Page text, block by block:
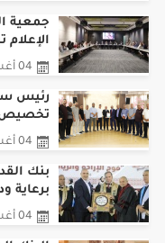
جمعية
الإعلام
04 أغسطس، 2026 - 11:08pm
رئيس
تخصيص
04 أغسطس، 2026 - 06:08pm
بنك
برعاية
04 أغسطس، 2026 - 04:08pm